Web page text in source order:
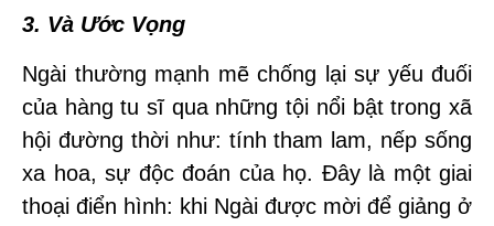
3. Và Ước Vọng
Ngài thường mạnh mẽ chống lại sự yếu đuối
của hàng tu sĩ qua những tội nổi bật trong xã
hội đường thời như: tính tham lam, nếp sống
xa hoa, sự độc đoán của họ. Đây là một giai
thoại điển hình: khi Ngài được mời để giảng ở